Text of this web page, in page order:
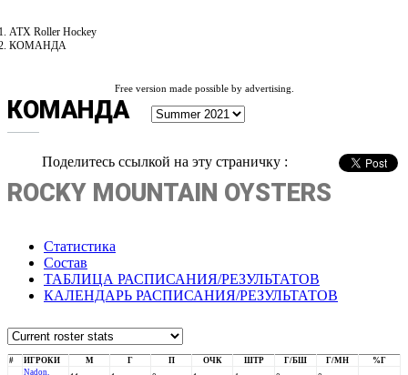
ATX Roller Hockey
КОМАНДА
Free version made possible by advertising.
КОМАНДА
Поделитесь ссылкой на эту страничку :
ROCKY MOUNTAIN OYSTERS
Статистика
Состав
ТАБЛИЦА РАСПИСАНИЯ/РЕЗУЛЬТАТОВ
КАЛЕНДАРЬ РАСПИСАНИЯ/РЕЗУЛЬТАТОВ
# ИГРОКИ М Г П ОЧК ШТР Г/БШ Г/МН
%Г
Nadon,